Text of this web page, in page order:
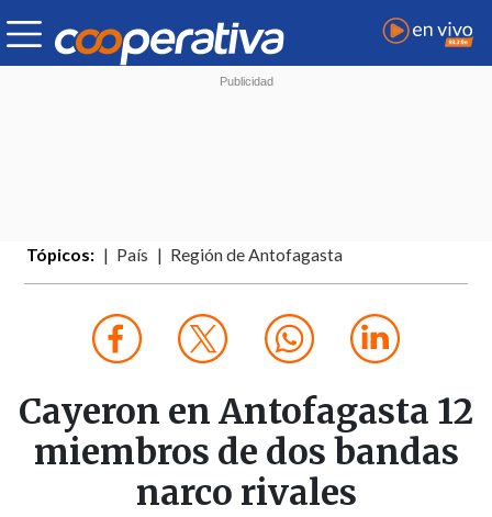
Tópicos: País Región de Antofagasta
Cayeron en Antofagasta 12
miembros de dos bandas
narco rivales